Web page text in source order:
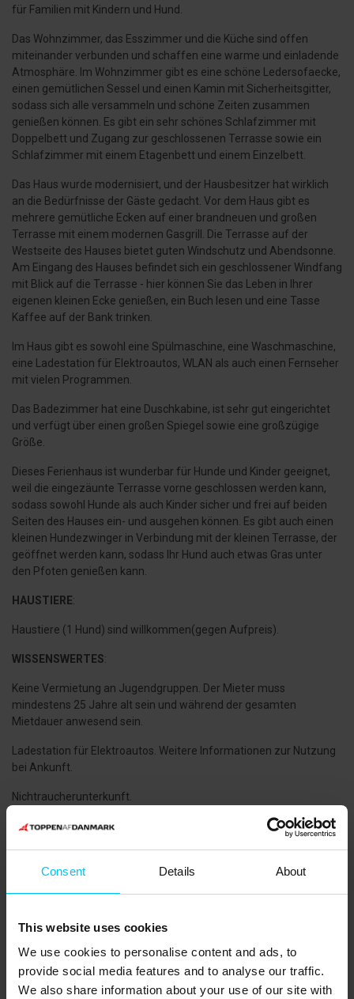
Consent Details About
This website uses cookies
We use cookies to personalise content and ads, to
provide social media features and to analyse our traffic.
We also share information about your use of our site with
für Familien mit Kindern und Hund.
Das Wohnzimmer, das Esszimmer und die Küche sind offen
miteinander verbunden und schaffen eine warme und einladende
Atmosphäre. Im Wohnzimmer gibt es eine schöne Ledersofaecke,
einen gemütlichen Sessel und einen Kamin mit Sicherheitsgitter,
sodass sich alle versammeln und schöne Zeiten zusammen
genießen können. Es gibt ein sehr schönes Schlafzimmer mit
Doppelbett und Zugang zur geschlossenen Terrasse sowie ein
Schlafzimmer mit einem Etagenbett und einem Einzelbett.
Das Haus wurde modernisiert, und der Hausbesitzer hat wirklich
an die Bedürfnisse der Gäste gedacht. Vor dem Haus gibt es
mehrere gemütliche Ecken auf einer brandneuen und großen
Terrasse mit einem modernen Gasgrill. Die Terrasse auf der
Westseite des Hauses bietet guten Windschutz und Abendsonne.
Am Eingang des Hauses befindet sich ein geschlossener Windfang
mit Blick auf die Terrasse - hier können Sie das Leben in Ihrer
eigenen kleinen Ecke genießen, ein Buch lesen und eine Tasse
Kaffee auf der Bank trinken.
Im Haus gibt es sowohl eine Spülmaschine, eine Waschmaschine,
eine Ladestation für Elektroautos, WLAN als auch einen Fernseher
mit vielen Programmen.
Das Badezimmer hat eine Duschkabine, ist sehr gut eingerichtet
und verfügt über einen großen Spiegel sowie eine großzügige
Größe.
Dieses Ferienhaus ist wunderbar für Hunde und Kinder geeignet,
weil die eingezäunte Terrasse vorne geschlossen werden kann,
sodass sowohl Hunde als auch Kinder sicher und frei auf beiden
Seiten des Hauses ein- und ausgehen können. Es gibt auch einen
kleinen Hundezwinger in Verbindung mit der kleinen Terrasse, der
geöffnet werden kann, sodass Ihr Hund auch etwas Gras unter
den Pfoten genießen kann.
HAUSTIERE:
Haustiere (1 Hund) sind willkommen(gegen Aufpreis).
WISSENSWERTES:
Keine Vermietung an Jugendgruppen. Der Mieter muss
mindestens 25 Jahre alt sein und während der gesamten
Mietdauer anwesend sein.
Ladestation für Elektroautos. Weitere Informationen zur Nutzung
bei Ankunft.
Nichtraucherunterkunft.
Haustiere erlaubt: 1 Stück.
DAS GEBIET: